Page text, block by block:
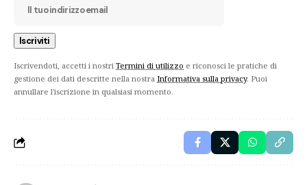
Iscrivendoti, accetti i nostri Termini di utilizzo e riconosci le pratiche di
gestione dei dati descritte nella nostra Informativa sulla privacy. Puoi
annullare l'iscrizione in qualsiasi momento.